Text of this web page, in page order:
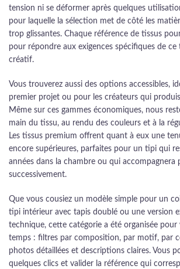
tension ni se déformer après quelques
pour laquelle la sélection met de côté les
trop glissantes. Chaque référence de tissus
pour répondre aux exigences spécifiques de
créatif.
Vous trouverez aussi des options accessibles,
premier projet ou pour les créateurs qui
Même sur ces gammes économiques, nous
main du tissu, au rendu des couleurs et à la
Les tissus premium offrent quant à eux une
encore supérieures, parfaites pour un tipi qui
années dans la chambre ou qui accompagnera
successivement.
Que vous cousiez un modèle simple pour un
tipi intérieur avec tapis doublé ou une version
technique, cette catégorie a été organisée pour
temps : filtres par composition, par motif, par
photos détaillées et descriptions claires. Vous
quelques clics et valider la référence qui